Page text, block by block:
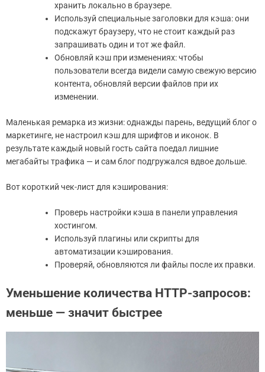
хранить локально в браузере.
Используй специальные заголовки для кэша: они
подскажут браузеру, что не стоит каждый раз
запрашивать один и тот же файл.
Обновляй кэш при изменениях: чтобы
пользователи всегда видели самую свежую версию
контента, обновляй версии файлов при их
изменении.
Маленькая ремарка из жизни: однажды парень, ведущий блог о
маркетинге, не настроил кэш для шрифтов и иконок. В
результате каждый новый гость сайта поедал лишние
мегабайты трафика — и сам блог подгружался вдвое дольше.
Вот короткий чек-лист для кэширования:
Проверь настройки кэша в панели управления
хостингом.
Используй плагины или скрипты для
автоматизации кэширования.
Проверяй, обновляются ли файлы после их правки.
Уменьшение количества HTTP-запросов:
меньше — значит быстрее